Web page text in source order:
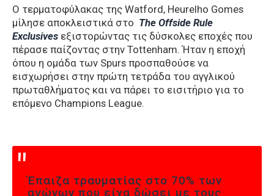
Ο τερματοφύλακας της Watford, Heurelho Gomes
μίλησε αποκλειστικά στο The Offside Rule
Exclusives εξιστορώντας τις δύσκολες εποχές που
πέρασε παίζοντας στην Tottenham. Ήταν η εποχή
όπου η ομάδα των Spurs προσπαθούσε να
εισχωρήσει στην πρώτη τετράδα του αγγλικού
πρωταθλήματος και να πάρει το εισιτήριο για το
επόμενο Champions League.
Έπαιζα τραυματίας στο 70% των
αγώνων που είχα δώσει με τους